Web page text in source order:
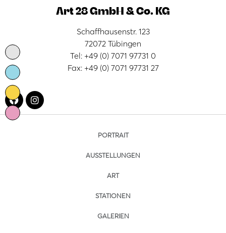
Art 28 GmbH & Co. KG
Schaffhausenstr. 123
72072 Tübingen
Tel: +49 (0) 7071 97731 0
Fax: +49 (0) 7071 97731 27
PORTRAIT
AUSSTELLUNGEN
ART
STATIONEN
GALERIEN